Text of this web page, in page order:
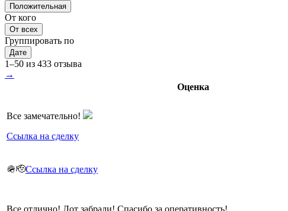
Положительная
От кого
От всех
Группировать по
Дате
1–50 из 433 отзыва
→
Оценка
Все замечательно!
Ссылка на сделку
🪖🫡Ссылка на сделку
Все отлично! Лот забрали! Спасибо за оперативность!